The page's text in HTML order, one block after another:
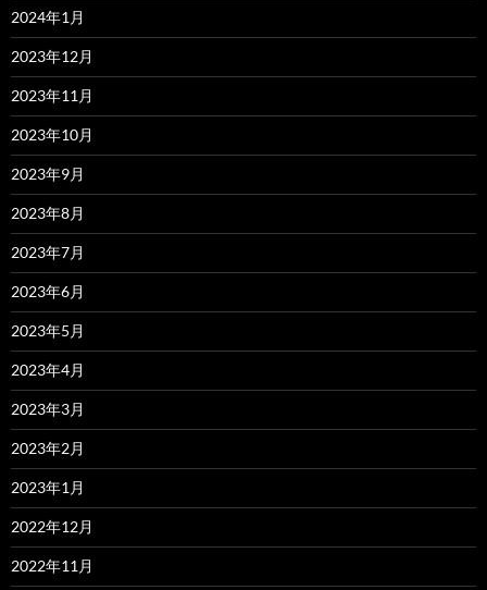
2024年1月
2023年12月
2023年11月
2023年10月
2023年9月
2023年8月
2023年7月
2023年6月
2023年5月
2023年4月
2023年3月
2023年2月
2023年1月
2022年12月
2022年11月